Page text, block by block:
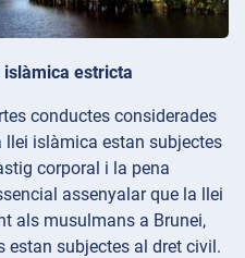
islàmica estricta
conductes considerades
llei islàmica estan subjectes
corporal i la pena
assenyalar que la llei
als musulmans a Brunei,
estan subjectes al dret civil.